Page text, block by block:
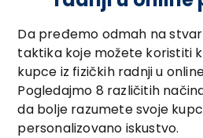
Da pređemo odmah na
taktika koje možete koristiti
kupce iz fizičkih radnji u
Pogledajmo 8 različitih
da bolje razumete svoje
personalizovano iskustvo.